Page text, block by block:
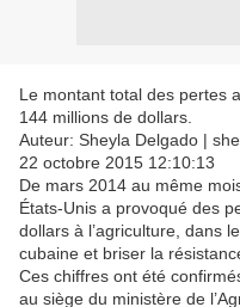
Le montant total des pertes
144 millions de dollars.
Auteur: Sheyla Delgado |
22 octobre 2015 12:10:13
De mars 2014 au même
États-Unis a provoqué des
dollars à l’agriculture, dans
cubaine et briser la
Ces chiffres ont été
au siège du ministère de